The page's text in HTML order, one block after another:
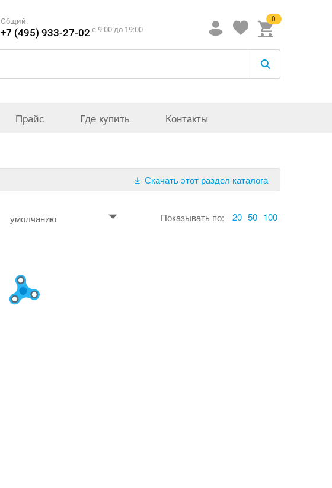
Общий:
+7 (495) 933-27-02 c 9:00 до 19:00
0
Прайс Где купить Контакты
Скачать этот раздел каталога
умолчанию Показывать по: 20 50 100